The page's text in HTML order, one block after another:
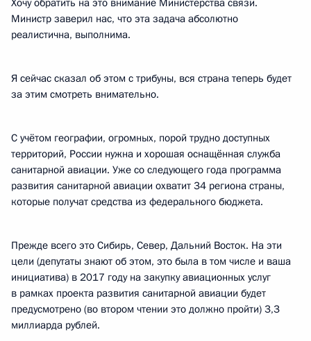
Хочу обратить на это внимание Министерства связи.
Министр заверил нас, что эта задача абсолютно
реалистична, выполнима.
Я сейчас сказал об этом с трибуны, вся страна теперь будет
за этим смотреть внимательно.
С учётом географии, огромных, порой трудно доступных
территорий, России нужна и хорошая оснащённая служба
санитарной авиации. Уже со следующего года программа
развития санитарной авиации охватит 34 региона страны,
которые получат средства из федерального бюджета.
Прежде всего это Сибирь, Север, Дальний Восток. На эти
цели (депутаты знают об этом, это была в том числе и ваша
инициатива) в 2017 году на закупку авиационных услуг
в рамках проекта развития санитарной авиации будет
предусмотрено (во втором чтении это должно пройти) 3,3
миллиарда рублей.